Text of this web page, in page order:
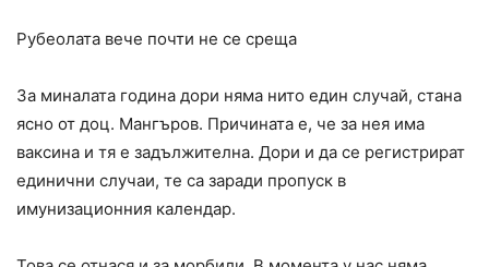
Рубеолата вече почти не се среща
За миналата година дори няма нито един случай, стана
ясно от доц. Мангъров. Причината е, че за нея има
ваксина и тя е задължителна. Дори и да се регистрират
единични случаи, те са заради пропуск в
имунизационния календар.